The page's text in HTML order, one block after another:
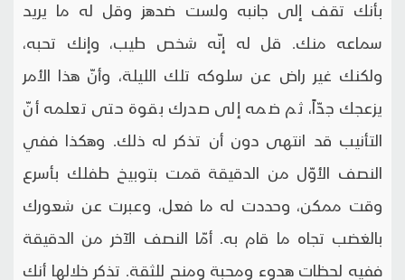
بأنك تقف إلى جانبه ولست ضدهز وقل له ما يريد
سماعه منك. قل له إنّه شخص طيب، وإنك تحبه،
ولكنك غير راض عن سلوكه تلك الليلة، وأنّ هذا الأمر
يزعجك جدّاً، ثم ضمه إلى صدرك بقوة حتى تعلمه أنّ
التأنيب قد انتهى دون أن تذكر له ذلك. وهكذا ففي
النصف الأوّل من الدقيقة قمت بتوبيخ طفلك بأسرع
وقت ممكن، وحددت له ما فعل، وعبرت عن شعورك
بالغضب تجاه ما قام به. أمّا النصف الآخر من الدقيقة
ففيه لحظات هدوء ومحبة ومنح للثقة. تذكر خلالها أنك